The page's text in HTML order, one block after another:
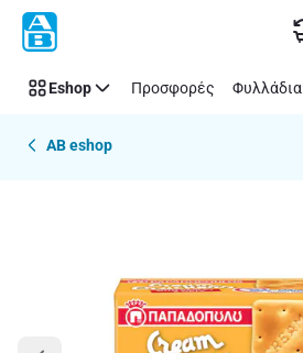
Παράλειψη
Eshop Προσφορές Φυλλάδια
AB eshop